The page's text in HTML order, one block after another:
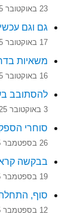
23 באוקטובר 2025
גם וגם
17 באוקטובר 2025
משאיות
16 באוקטובר 2025
להסתובב
3 באוקטובר 2025
סוחרי
26 בספטמבר 2025
בבקשה
19 בספטמבר 2025
סוף,
12 בספטמבר 2025